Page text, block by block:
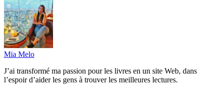
Mia Melo
J’ai transformé ma passion pour les livres en un site Web, dans
l’espoir d’aider les gens à trouver les meilleures lectures.